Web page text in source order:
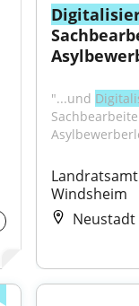
"...und
Windsheim
Neustadt